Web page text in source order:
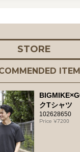
STORE
ITEM
クTシャツ
102628650
7200